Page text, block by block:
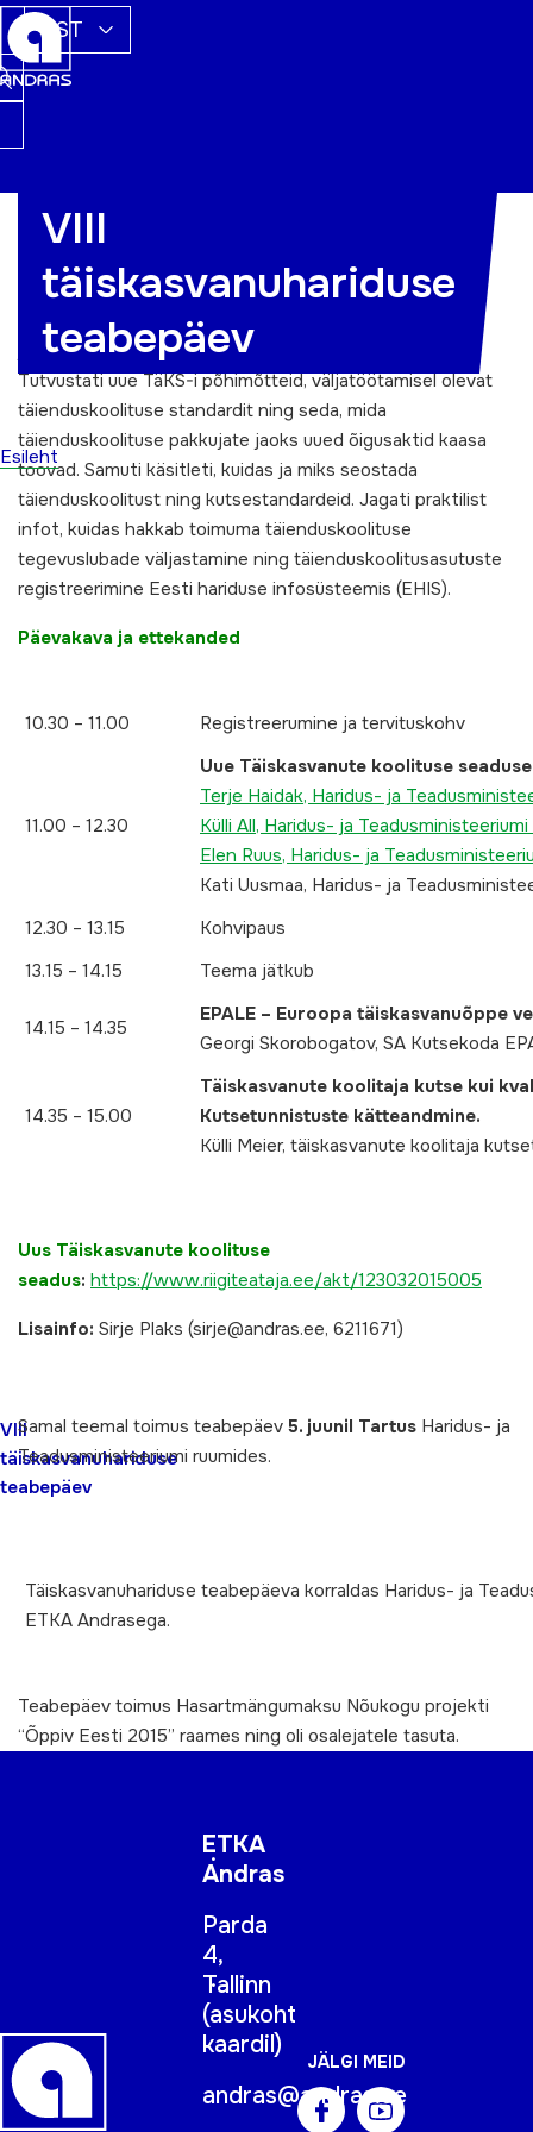
EST
Esileht
VIII
täiskasvanuhariduse
teabepäev
VIII
täiskasvanuhariduse
teabepäev
3. juunil 2015 toimus Tallinnas hotellis
Euroopatäiskasvanuhariduse teabepäev.
Teabepäeva läbiv teema oli 1. juulil 2015
jõustuvTäiskasvanute koolituse seadus
Tutvustati uue TäKS-i põhimõtteid, väljatöötamisel olevat
täienduskoolituse standardit ning seda, mida
täienduskoolituse pakkujate jaoks uued õigusaktid kaasa
toovad. Samuti käsitleti, kuidas ja miks seostada
täienduskoolitust ning kutsestandardeid. Jagati praktilist
infot, kuidas hakkab toimuma täienduskoolituse
tegevuslubade väljastamine ning täienduskoolitusasutuste
registreerimine Eesti hariduse infosüsteemis (EHIS).
Päevakava ja ettekanded
10.30 – 11.00 Registreerumine ja tervituskohv
11.00 – 12.30
Uue Täiskasvanute koolituse seaduse
Terje Haidak, Haridus- ja
Külli All, Haridus- ja
Elen Ruus, Haridus- ja
Kati Uusmaa, Haridus- ja
12.30 – 13.15
Kohvipaus
13.15 – 14.15
Teema jätkub
14.15 – 14.35
EPALE – Euroopa täiskasvanuõppe
Georgi Skorobogatov, SA Kutsekoda
14.35 – 15.00
Täiskasvanute koolitaja kutse kui
Kutsetunnistuste kätteandmine.
Külli Meier, täiskasvanute koolitaja
Uus Täiskasvanute koolituse
seadus: https://www.riigiteataja.ee/akt/123032015005
Lisainfo: Sirje Plaks (sirje@andras.ee, 6211671)
Samal teemal toimus teabepäev 5. juunil Tartus Haridus- ja
Teadusministeeriumi ruumides.
Täiskasvanuhariduse teabepäeva korraldas Haridus- ja
ETKA Andrasega.
Teabepäev toimus Hasartmängumaksu Nõukogu projekti
“Õppiv Eesti 2015” raames ning oli osalejatele tasuta.
ETKA
Andras
Parda
4,
Tallinn
(asukoht
kaardil)
andras@andras.ee
JÄLGI MEID